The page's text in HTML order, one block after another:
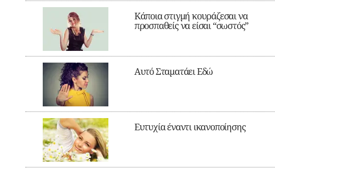
Κάποια στιγμή κουράζεσαι να
προσπαθείς να είσαι “σωστός”
Αυτό Σταματάει Εδώ
Ευτυχία έναντι ικανοποίησης